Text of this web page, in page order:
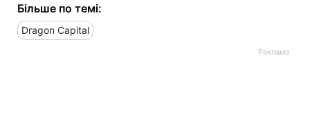
Більше по темі:
Dragon Capital